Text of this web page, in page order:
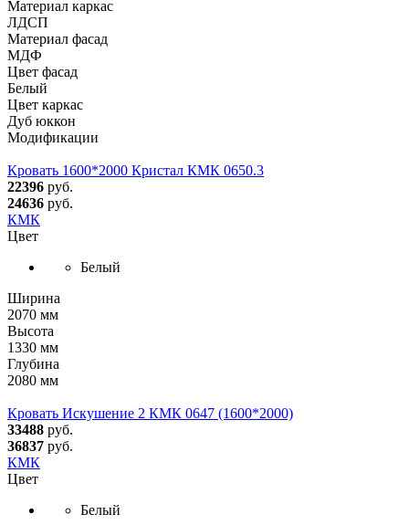
Материал каркас
ЛДСП
Материал фасад
МДФ
Цвет фасад
Белый
Цвет каркас
Дуб юккон
Модификации
Кровать 1600*2000 Кристал КМК 0650.3
22396 руб.
24636 руб.
КМК
Цвет
Белый
Ширина
2070 мм
Высота
1330 мм
Глубина
2080 мм
Кровать Искушение 2 КМК 0647 (1600*2000)
33488 руб.
36837 руб.
КМК
Цвет
Белый